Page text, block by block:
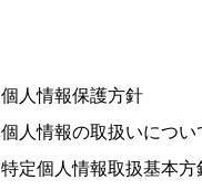
個人情報保護方針
個人情報の取扱いについ
特定個人情報取扱基本方